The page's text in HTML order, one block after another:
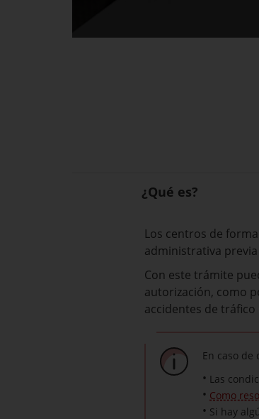
¿Qué es?
Los centros de
administrativa
Con este trámite
autorización, como
accidentes de
En caso
Las
Como
Si hay